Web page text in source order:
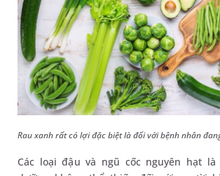
Rau xanh rất có lợi đặc biệt là đối với bệnh nhân
Các loại đậu và ngũ cốc nguyên hạt